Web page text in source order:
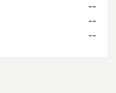
--
--
--